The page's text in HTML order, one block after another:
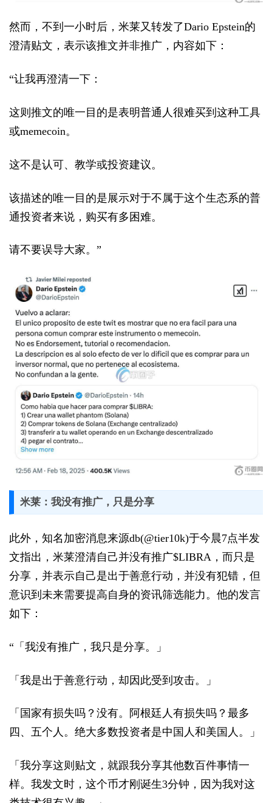
然而，不到一小时后，米莱又转发了Dario Epstein的
澄清贴文，表示该推文并非推广，内容如下：
“让我再澄清一下：
这则推文的唯一目的是表明普通人很难买到这种工具
或memecoin。
这不是认可、教学或投资建议。
该描述的唯一目的是展示对于不属于这个生态系的普
通投资者来说，购买有多困难。
请不要误导大家。”
米莱：我没有推广，只是分享
此外，知名加密消息来源db(@tier10k)于今晨7点半发
文指出，米莱澄清自己并没有推广$LIBRA，而只是
分享，并表示自己是出于善意行动，并没有犯错，但
意识到未来需要提高自身的资讯筛选能力。他的发言
如下：
“「我没有推广，我只是分享。」
「我是出于善意行动，却因此受到攻击。」
「国家有损失吗？没有。阿根廷人有损失吗？最多
四、五个人。绝大多数投资者是中国人和美国人。」
「我分享这则贴文，就跟我分享其他数百件事情一
样。我发文时，这个币才刚诞生3分钟，因为我对这